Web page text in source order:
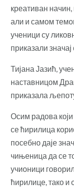
креативан
али и самом
ученици су
приказали
Тијана Јазић,
наставницом
приказала
Осим радова
се ћирилица
посебно даје
чињеница да се
учионици
ћирилице, тако